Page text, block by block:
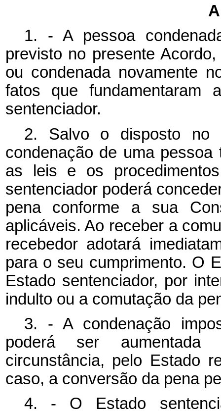
1. - A pessoa
previsto no presente
ou condenada novamente
fatos que fundamentaram
sentenciador.
2. Salvo o disposto no
condenação de uma
as leis e os
sentenciador poderá
pena conforme a sua
aplicáveis. Ao receber a
recebedor adotará
para o seu cumprimento. O
Estado sentenciador, por
indulto ou a comutação da
3. - A condenação
poderá ser aumentada
circunstância, pelo Estado
caso, a conversão da pena
4. - O Estado